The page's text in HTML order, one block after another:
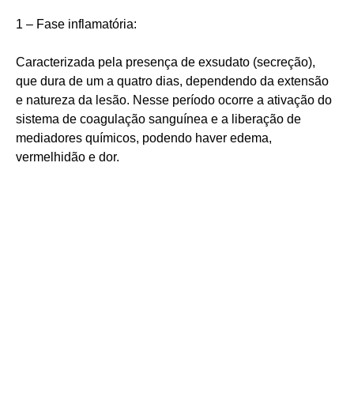
1 – Fase inflamatória:
Caracterizada pela presença de exsudato (secreção),
que dura de um a quatro dias, dependendo da extensão
e natureza da lesão. Nesse período ocorre a ativação do
sistema de coagulação sanguínea e a liberação de
mediadores químicos, podendo haver edema,
vermelhidão e dor.